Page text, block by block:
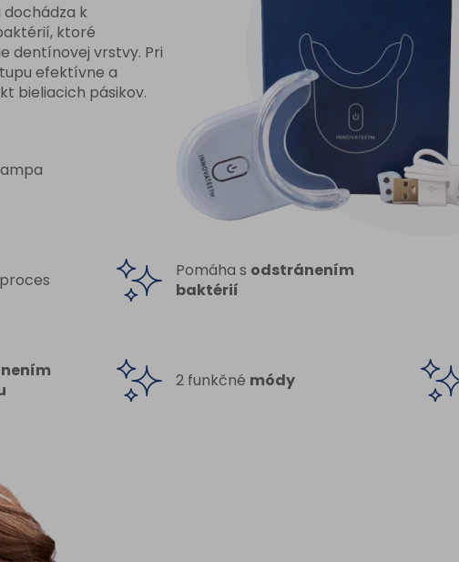
dochádza k
ktoré
dentínovej vrstvy. Pri
efektívne a
bieliacich pásikov.
Pomáha s odstránením
baktérií
2 funkčné módy